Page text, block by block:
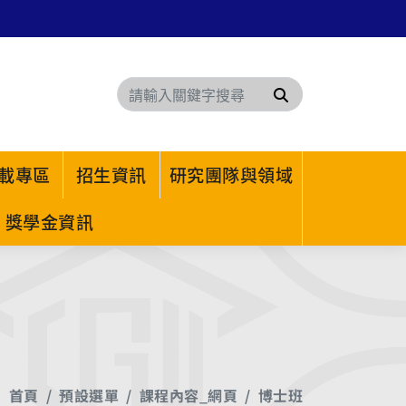
搜尋
專區 招生資訊
研究團隊與領域
獎學金資訊
首頁 預設選單 課程內容_網頁 博士班